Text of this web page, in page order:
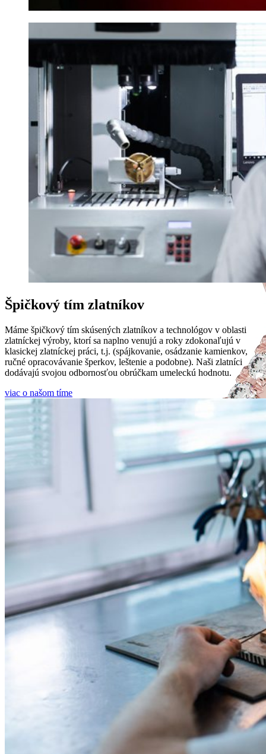
Elegant Night
Zásnubné prstne z kolekcie Elegant Night.
Špičkový tím zlatníkov
Máme špičkový tím skúsených zlatníkov a technológov v oblasti
zlatníckej výroby, ktorí sa naplno venujú a roky zdokonaľujú v
klasickej zlatníckej práci, t.j. (spájkovanie, osádzanie kamienkov,
ručné opracovávanie šperkov, leštenie a podobne). Naši zlatníci
dodávajú svojou odbornosťou obrúčkam umeleckú hodnotu.
viac o našom tíme